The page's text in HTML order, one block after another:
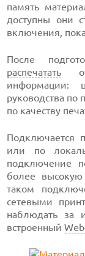
память
доступны они
включения,
После
распечатать
информации:
руководства по
по качеству
Подключается
или по
подключение
более высокую
таком
сетевыми
наблюдать за
встроенный